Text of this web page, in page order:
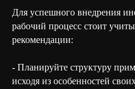
Для успешного внедрения
рабочий процесс стоит
рекомендации:
- Планируйте структуру
исходя из особенностей